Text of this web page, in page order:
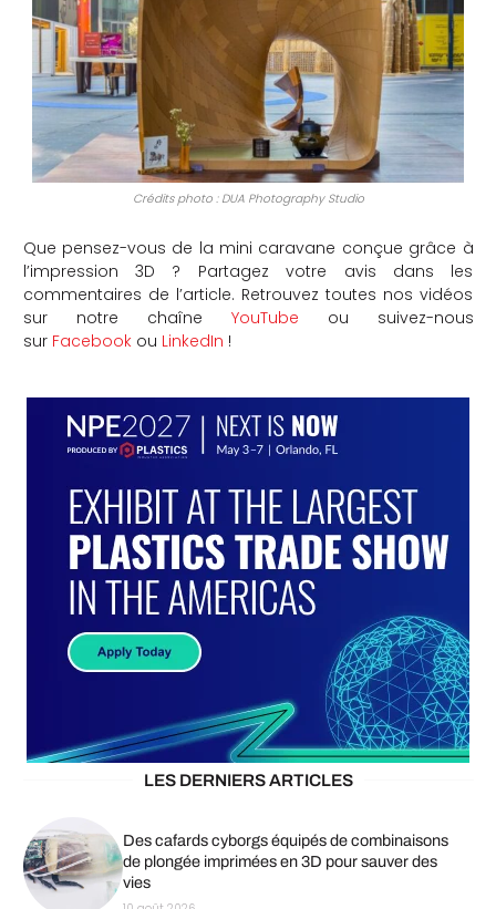
Crédits photo : DUA Photography Studio
Que pensez-vous de la mini caravane conçue grâce à
l’impression 3D ? Partagez votre avis dans les
commentaires de l’article. Retrouvez toutes nos vidéos
sur notre chaîne YouTube ou suivez-nous
sur Facebookou LinkedIn !
LES DERNIERS ARTICLES
Des cafards cyborgs équipés de combinaisons
de plongée imprimées en 3D pour sauver des
vies